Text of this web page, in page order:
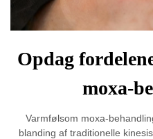
Opdag
moxa-
Varmfølsom moxa-
blanding af traditionelle